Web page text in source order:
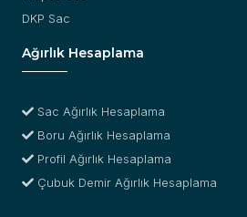
DKP Sac
Ağırlık Hesaplama
Sac Ağırlık Hesaplama
Boru Ağırlık Hesaplama
Profil Ağırlık Hesaplama
Çubuk Demir Ağırlık Hesaplama